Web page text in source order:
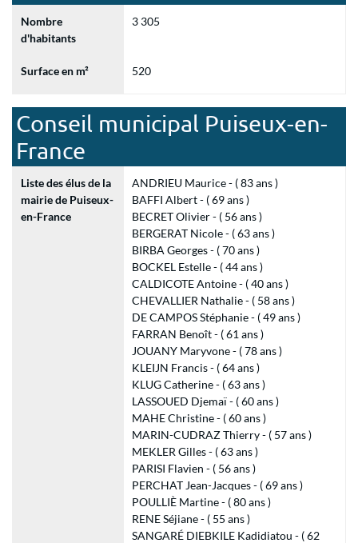
Nombre
d'habitants
3 305
Surface en m² 520
Conseil municipal Puiseux-en-
France
Liste des élus de la
mairie de Puiseux-
en-France
ANDRIEU Maurice - ( 83 ans )
BAFFI Albert - ( 69 ans )
BECRET Olivier - ( 56 ans )
BERGERAT Nicole - ( 63 ans )
BIRBA Georges - ( 70 ans )
BOCKEL Estelle - ( 44 ans )
CALDICOTE Antoine - ( 40 ans )
CHEVALLIER Nathalie - ( 58 ans )
DE CAMPOS Stéphanie - ( 49 ans )
FARRAN Benoît - ( 61 ans )
JOUANY Maryvone - ( 78 ans )
KLEIJN Francis - ( 64 ans )
KLUG Catherine - ( 63 ans )
LASSOUED Djemaï - ( 60 ans )
MAHE Christine - ( 60 ans )
MARIN-CUDRAZ Thierry - ( 57 ans )
MEKLER Gilles - ( 63 ans )
PARISI Flavien - ( 56 ans )
PERCHAT Jean-Jacques - ( 69 ans )
POULLIÈ Martine - ( 80 ans )
RENE Séjiane - ( 55 ans )
SANGARÉ DIEBKILE Kadidiatou - ( 62